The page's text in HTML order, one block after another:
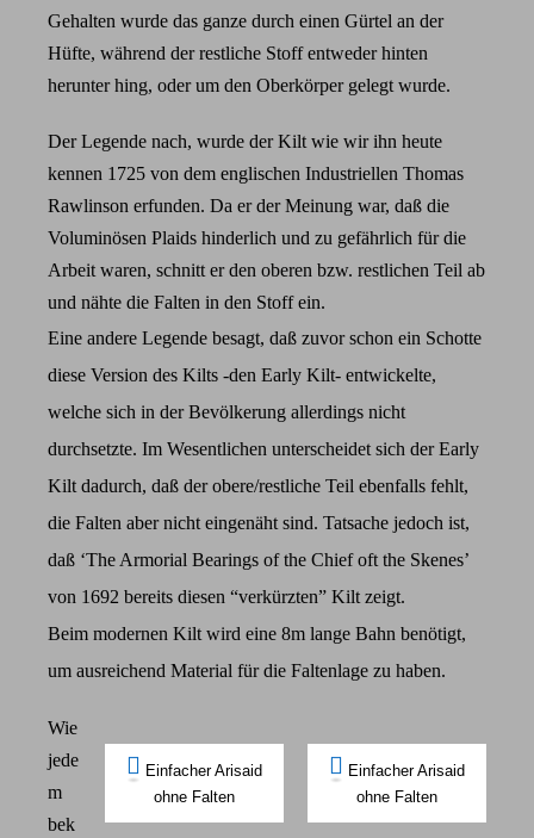
Gehalten wurde das ganze durch einen Gürtel an der
Hüfte, während der restliche Stoff entweder hinten
herunter hing, oder um den Oberkörper gelegt wurde.
Der Legende nach, wurde der Kilt wie wir ihn heute
kennen 1725 von dem englischen Industriellen Thomas
Rawlinson erfunden. Da er der Meinung war, daß die
Voluminösen Plaids hinderlich und zu gefährlich für die
Arbeit waren, schnitt er den oberen bzw. restlichen Teil ab
und nähte die Falten in den Stoff ein.
Eine andere Legende besagt, daß zuvor schon ein Schotte
diese Version des Kilts -den Early Kilt- entwickelte,
welche sich in der Bevölkerung allerdings nicht
durchsetzte. Im Wesentlichen unterscheidet sich der Early
Kilt dadurch, daß der obere/restliche Teil ebenfalls fehlt,
die Falten aber nicht eingenäht sind. Tatsache jedoch ist,
daß ‘The Armorial Bearings of the Chief oft the Skenes’
von 1692 bereits diesen “verkürzten” Kilt zeigt.
Beim modernen Kilt wird eine 8m lange Bahn benötigt,
um ausreichend Material für die Faltenlage zu haben.
Einfacher Arisaid
ohne Falten
Einfacher Arisaid
ohne Falten
Wie
jede
m
bek